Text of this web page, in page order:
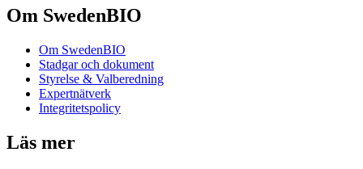
Om SwedenBIO
Om SwedenBIO
Stadgar och dokument
Styrelse & Valberedning
Expertnätverk
Integritetspolicy
Läs mer